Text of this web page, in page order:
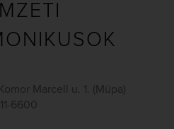
Marcell u. 1. (Müpa)
6600